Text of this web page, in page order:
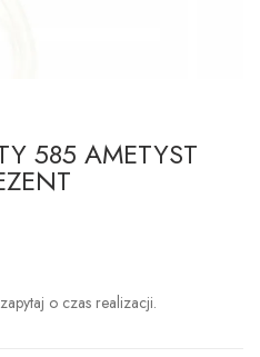
585 AMETYST
o czas realizacji.